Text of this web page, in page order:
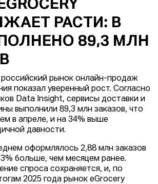
РАСТИ: В
89,3 МЛН
российский рынок онлайн-продаж
показал уверенный рост. Согласно
Data Insight, сервисы доставки и
выполнили 89,3 млн заказов, что
в апреле, и на 34% выше
давности.
оформлялось 2,88 млн заказов
больше, чем месяцем ранее.
спроса сохраняется, и, по
2025 года рынок eGrocery